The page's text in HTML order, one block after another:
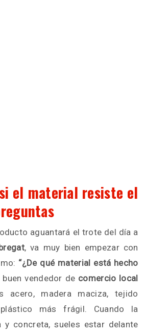
el material resiste el
aguantará el trote del día a
, va muy bien empezar con
“¿De qué material está hecho
buen vendedor de comercio local
acero, madera maciza, tejido
más frágil. Cuando la
y concreta, sueles estar delante